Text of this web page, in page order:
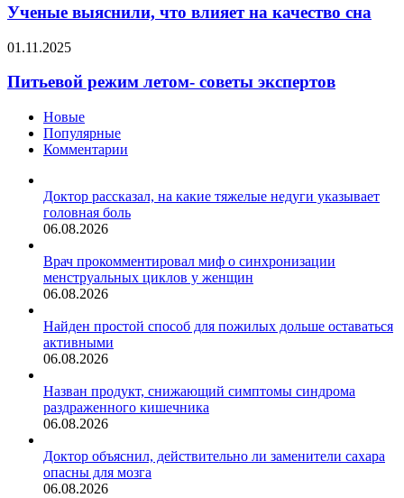
пандемии
которые
удивят
что
влияет
на
качество
сна
Ученые выяснили, что влияет на качество сна
Питьевой
летом-
экспертов
01.11.2025
Питьевой режим летом- советы экспертов
Новые
Популярные
Комментарии
Доктор рассказал, на какие тяжелые недуги указывает
головная боль
06.08.2026
Врач прокомментировал миф о синхронизации
менструальных циклов у женщин
06.08.2026
Найден простой способ для пожилых дольше оставаться
активными
06.08.2026
Назван продукт, снижающий симптомы синдрома
раздраженного кишечника
06.08.2026
Доктор объяснил, действительно ли заменители сахара
опасны для мозга
06.08.2026